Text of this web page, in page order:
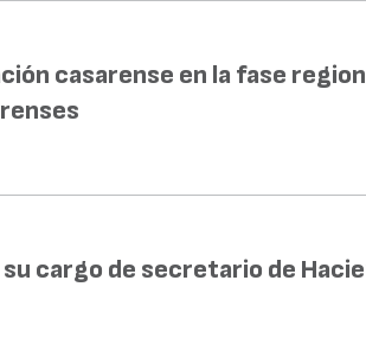
casarense en la fase
cargo de secretario de